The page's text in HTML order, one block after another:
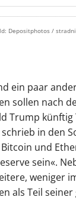
Depositphotos /
ein paar
sollen nach
Trump künftig
schrieb in den
und
sein«.
weniger
als Teil